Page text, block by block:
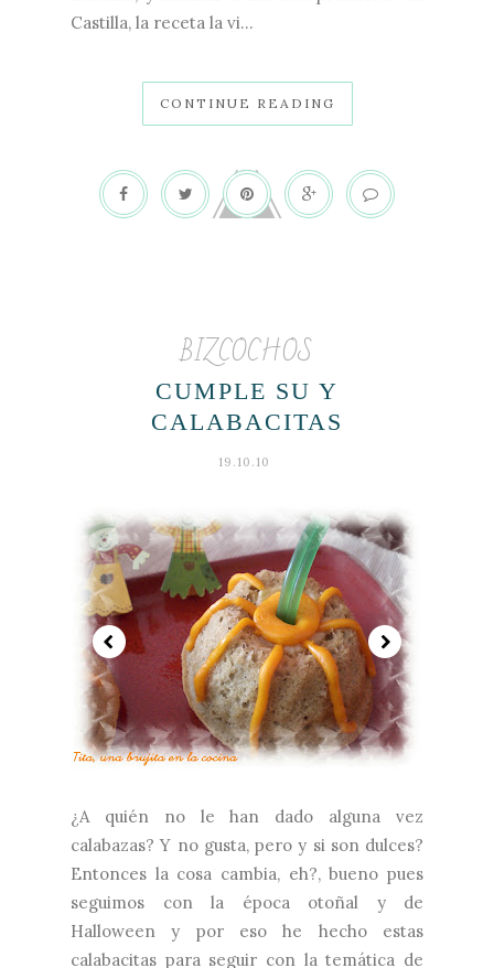
Castilla, la receta la vi...
CONTINUE READING
BIZCOCHOS
CUMPLE SU Y
CALABACITAS
19.10.10
¿A quién no le han dado alguna vez
calabazas? Y no gusta, pero y si son dulces?
Entonces la cosa cambia, eh?, bueno pues
seguimos con la época otoñal y de
Halloween y por eso he hecho estas
calabacitas para seguir con la temática de